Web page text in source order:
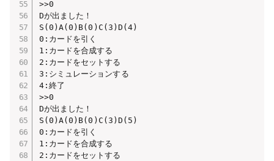
>>0
Dが出ました！
S(0)A(0)B(0)C(3)D(4)
0:カードを引く
1:カードを合成する
2:カードをセットする
3:シミュレーションする
4:終了
>>0
Dが出ました！
S(0)A(0)B(0)C(3)D(5)
0:カードを引く
1:カードを合成する
2:カードをセットする